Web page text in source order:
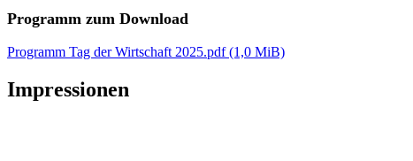
Programm zum Download
Programm Tag der Wirtschaft 2025.pdf(1,0 MiB)
Impressionen